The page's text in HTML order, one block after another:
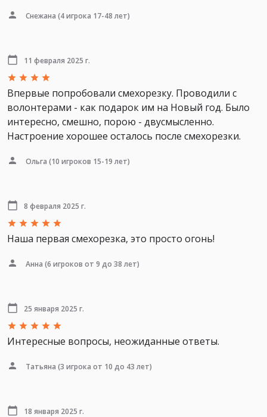
Снежана (4 игрока 17-48 лет)
11 февраля 2025 г.
Впервые попробовали смехорезку. Проводили с
волонтерами - как подарок им на Новый год. Было
интересно, смешно, порою - двусмысленно.
Настроение хорошее осталось после смехорезки.
Ольга (10 игроков 15-19 лет)
8 февраля 2025 г.
Наша первая смехорезка, это просто огонь!
Анна (6 игроков от 9 до 38 лет)
25 января 2025 г.
Интересные вопросы, неожиданные ответы.
Татьяна (3 игрока от 10 до 43 лет)
18 января 2025 г.